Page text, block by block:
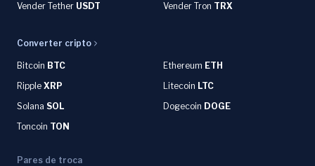
Vender Tether USDT Vender Tron TRX
Converter cripto
Bitcoin BTC Ethereum ETH
Ripple XRP Litecoin LTC
Solana SOL Dogecoin DOGE
Toncoin TON
Pares de troca